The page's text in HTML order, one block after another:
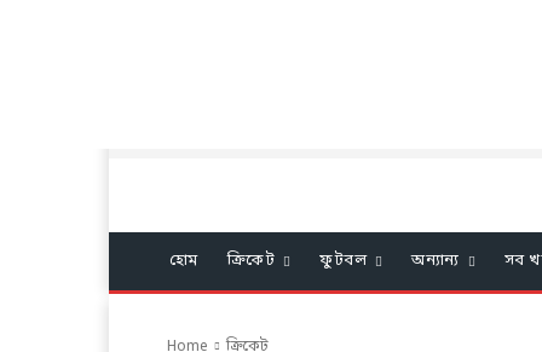
হোম ক্রিকেট ফুটবল অন্যান্য সব
Home ক্রিকেট